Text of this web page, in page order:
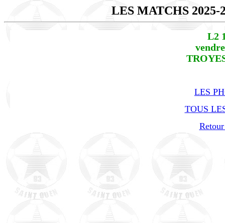
LES MATCHS
L2
LES
TOUS